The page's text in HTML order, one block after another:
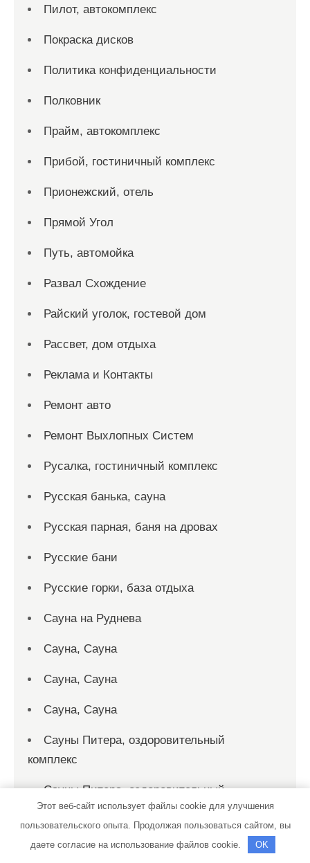
Пилот, автокомплекс
Покраска дисков
Политика конфиденциальности
Полковник
Прайм, автокомплекс
Прибой, гостиничный комплекс
Прионежский, отель
Прямой Угол
Путь, автомойка
Развал Схождение
Райский уголок, гостевой дом
Рассвет, дом отдыха
Реклама и Контакты
Ремонт авто
Ремонт Выхлопных Систем
Русалка, гостиничный комплекс
Русская банька, сауна
Русская парная, баня на дровах
Русские бани
Русские горки, база отдыха
Сауна на Руднева
Сауна, Сауна
Сауна, Сауна
Сауна, Сауна
Сауны Питера, оздоровительный
комплекс
Сауны Питера, оздоровительный
комплекс
Сварочные работы
Этот веб-сайт использует файлы cookie для улучшения
пользовательского опыта. Продолжая пользоваться сайтом, вы
даете согласие на использование файлов cookie.
OK